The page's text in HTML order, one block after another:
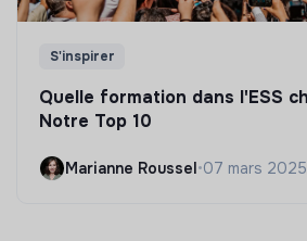
S'inspirer
Quelle formation dans l'ESS
Notre Top 10
Marianne Roussel•07 mars 2025